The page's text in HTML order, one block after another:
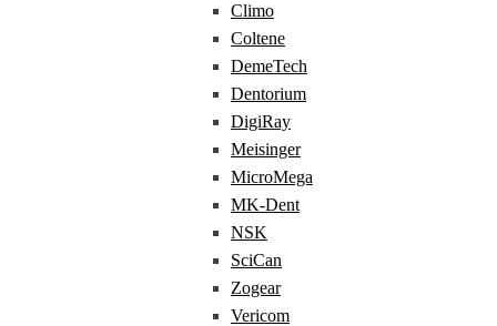
Climo
Coltene
DemeTech
Dentorium
DigiRay
Meisinger
MicroMega
MK-Dent
NSK
SciCan
Zogear
Vericom